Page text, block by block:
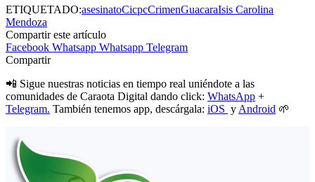
ETIQUETADO:asesinatoCicpcCrimenGuacaraIsis Carolina
Mendoza
Compartir este artículo
Facebook Whatsapp Whatsapp Telegram
Compartir
📲 Sigue nuestras noticias en tiempo real uniéndote a las
comunidades de Caraota Digital dando click: WhatsApp +
Telegram. También tenemos app, descárgala: iOS y Android 🌱